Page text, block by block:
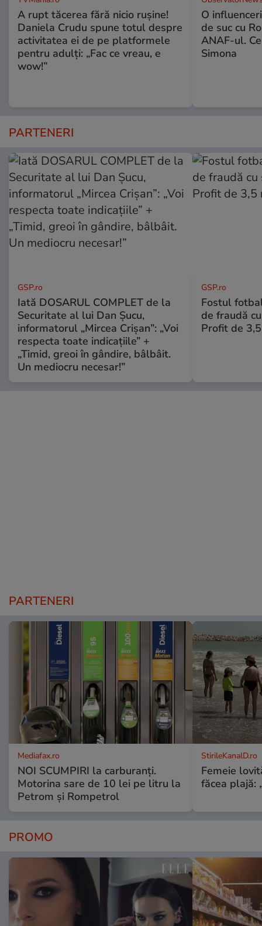
A rupt tăcerea fără nicio rușine!
Daniela Crudu spune totul despre
activitatea ei de pe platformele
pentru adulți: „Fac ce vreau, e
wow!”
O
de suc cu
ANAF-ul.
Simona
PARTENERI
GSP.ro
Iată DOSARUL COMPLET de la
Securitate al lui Dan Șucu,
informatorul „Mircea Crișan”: „Voi
respecta toate indicațiile” +
„Timid, greoi în gândire, bâlbâit.
Un mediocru necesar!”
GSP.ro
Fostul
de fraudă
Profit de
PARTENERI
Mediafax.ro
NOI SCUMPIRI la carburanți.
Motorina sare de 10 lei pe litru la
Petrom și Rompetrol
StirileKanalD.ro
Femeie
făcea plajă:
PROMO